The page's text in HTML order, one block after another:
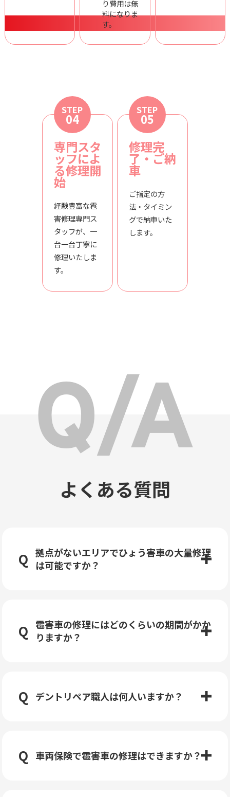
り費用は無
料になりま
す。
STEP
04
専門スタ
ッフによ
る修理開
始
経験豊富な雹
害修理専門ス
タッフが、一
台一台丁寧に
修理いたしま
す。
STEP
05
修理完
了・ご納
車
ご指定の方
法・タイミン
グで納車いた
します。
よくある質問
拠点がないエリアでひょう害車の大量修理
は可能ですか？
雹害車の修理にはどのくらいの期間がかか
りますか？
デントリペア職人は何人いますか？
車両保険で雹害車の修理はできますか？